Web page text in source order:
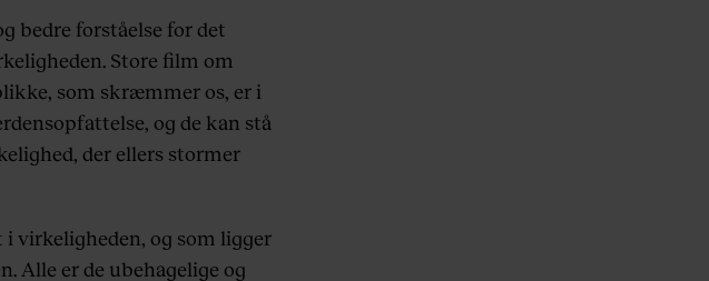
bedre forståelse for det
Store film om
som skræmmer os, er i
og de kan stå
der ellers stormer
virkeligheden, og som ligger
Alle er de ubehagelige og